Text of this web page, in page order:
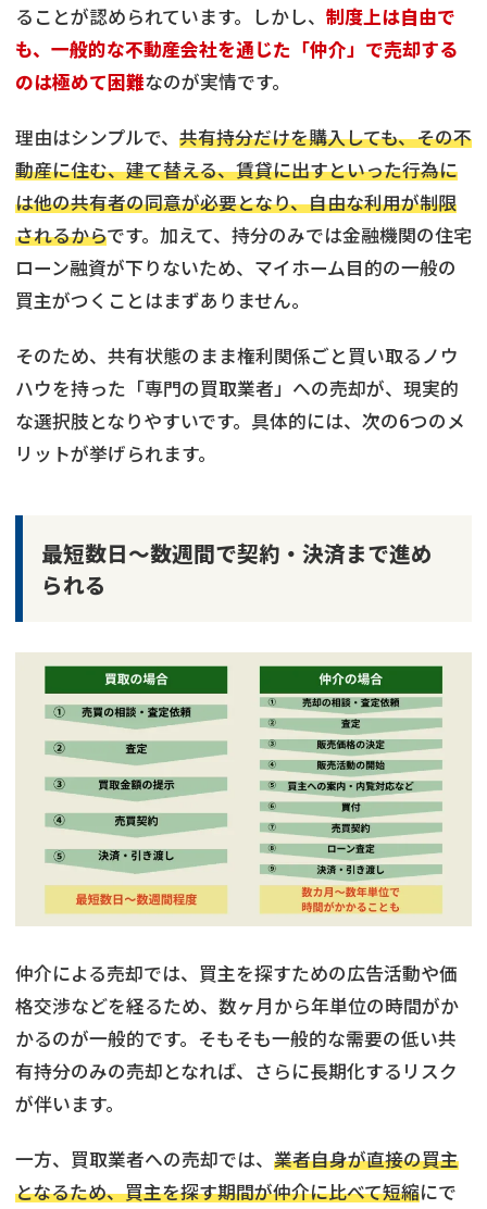
ることが認められています。しかし、 制度上は自由で
も、一般的な不動産会社を通じた「仲介」で売却する
のは極めて困難なのが実情です。
理由はシンプルで、 共有持分だけを購入しても、その不
動産に住む、建て替える、賃貸に出すといった行為に
は他の共有者の同意が必要となり、自由な利用が制限
されるからです。加えて、持分のみでは金融機関の住宅
ローン融資が下りないため、マイホーム目的の一般の
買主がつくことはまずありません。
そのため、共有状態のまま権利関係ごと買い取るノウ
ハウを持った「専門の買取業者」への売却が、現実的
な選択肢となりやすいです。具体的には、次の6つのメ
リットが挙げられます。
最短数日〜数週間で契約・決済まで進め
られる
仲介による売却では、買主を探すための広告活動や価
格交渉などを経るため、数ヶ月から年単位の時間がか
かるのが一般的です。そもそも一般的な需要の低い共
有持分のみの売却となれば、さらに長期化するリスク
が伴います。
一方、買取業者への売却では、 業者自身が直接の買主
となるため、買主を探す期間が仲介に比べて短縮にで